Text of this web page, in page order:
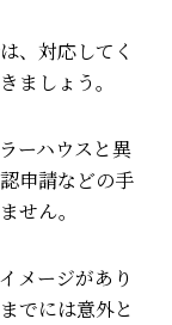
、対応してく
ましょう。
ーハウスと異
申請などの手
せん。
メージがあり
でには意外と